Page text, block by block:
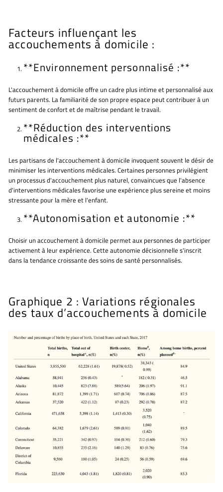
Facteurs influençant les
accouchements à domicile :
**Environnement personnalisé :**
L'accouchement à domicile offre un cadre plus intime et personnalisé aux
futurs parents. La familiarité de son propre espace peut contribuer à un
sentiment de confort et de maîtrise pendant le travail.
**Réduction des interventions
médicales :**
Les partisans de l'accouchement à domicile invoquent souvent le désir de
minimiser les interventions médicales. Certaines personnes privilégient
un processus d'accouchement plus naturel, convaincues que l'absence
d'interventions médicales favorise une expérience plus sereine et moins
stressante pour la mère et l'enfant.
**Autonomisation et autonomie :**
Choisir un accouchement à domicile permet aux personnes de participer
activement à leur expérience. Cette autonomie décisionnelle s'inscrit
dans la tendance croissante des soins de santé personnalisés.
Graphique 2 : Variations régionales
des taux d’accouchements à domicile